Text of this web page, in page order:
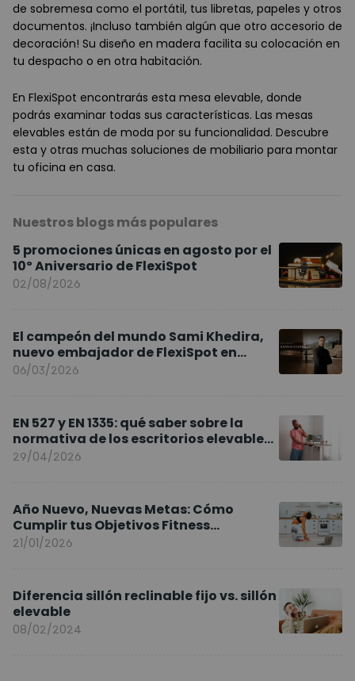
de sobremesa como el portátil, tus libretas, papeles y otros
documentos. ¡Incluso también algún que otro accesorio de
decoración! Su diseño en madera facilita su colocación en
tu despacho o en otra habitación.
En FlexiSpot encontrarás esta mesa elevable, donde
podrás examinar todas sus características. Las mesas
elevables están de moda por su funcionalidad. Descubre
esta y otras muchas soluciones de mobiliario para montar
tu oficina en casa.
Nuestros blogs más populares
5 promociones únicas en agosto por el
10º Aniversario de FlexiSpot
02/08/2026
El campeón del mundo Sami Khedira,
nuevo embajador de FlexiSpot en
Europa
06/03/2026
EN 527 y EN 1335: qué saber sobre la
normativa de los escritorios elevables
y sillas ergonómicas
29/04/2026
Año Nuevo, Nuevas Metas: Cómo
Cumplir tus Objetivos Fitness
Entrenando en Casa
21/01/2026
Diferencia sillón reclinable fijo vs. sillón
elevable
08/02/2024